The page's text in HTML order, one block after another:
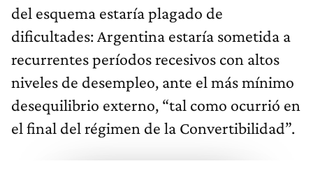
del esquema estaría plagado de
dificultades: Argentina estaría sometida a
recurrentes períodos recesivos con altos
niveles de desempleo, ante el más mínimo
desequilibrio externo, “tal como ocurrió en
el final del régimen de la Convertibilidad”.